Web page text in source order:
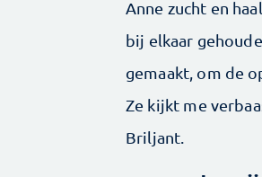
Anne zucht en
bij elkaar
gemaakt, om de
Ze kijkt me
Briljant.